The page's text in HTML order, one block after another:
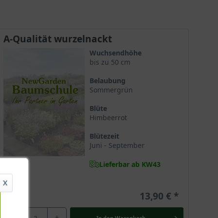
A-Qualität wurzelnackt
Wuchsendhöhe
bis zu 50 cm
Belaubung
Sommergrün
Blüte
Himbeerrot
Blütezeit
Juni - September
Lieferbar ab KW43
13,90 €
X